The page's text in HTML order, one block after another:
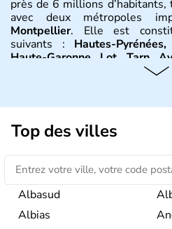
près de 6 millions
avec deux métropoles
Montpellier. Elle est
suivants : Hautes-
Haute-Garonne, Lot, Tarn,
orientales, Aude, Hérault,
Pyrénéeset leMassif central
entre trois influences :
montagnarde au nord et au sud
Histoire et
La région a été tardivement
partir du 4ème siècle après
franc, l'
a été
Top des villes
Albasud
Albias